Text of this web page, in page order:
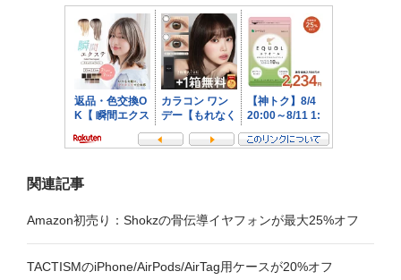
関連記事
Amazon初売り：Shokzの骨伝導イヤフォンが最大25%オフ
TACTISMのiPhone/AirPods/AirTag用ケースが20%オフ